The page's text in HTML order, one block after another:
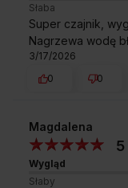
OBROTOWA
Wygoda dla
Odstawienie
kłopotliwe –
podstawa czajnika
Słaba
Super czajnik,
Nagrzewa wodę
3/17/2026
0
0
Magdalena
5
Wygląd
Słaby